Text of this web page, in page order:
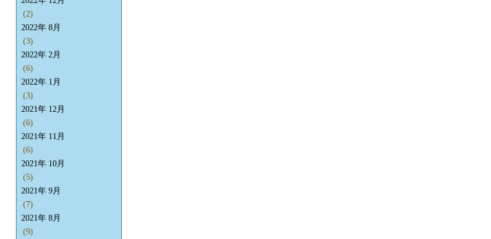
(2)
2022年 8月
(3)
2022年 2月
(6)
2022年 1月
(3)
2021年 12月
(6)
2021年 11月
(6)
2021年 10月
(5)
2021年 9月
(7)
2021年 8月
(9)